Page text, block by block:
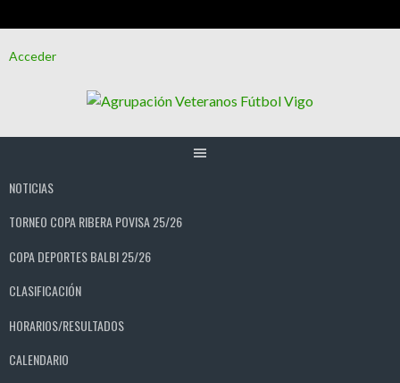
alAcceder
NOTICIAS
TORNEO COPA RIBERA POVISA 25/26
COPA DEPORTES BALBI 25/26
CLASIFICACIÓN
HORARIOS/RESULTADOS
CALENDARIO